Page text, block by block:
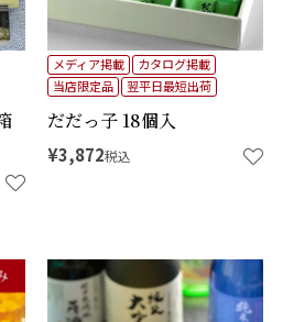
だだっ子 18個入
メディア掲載
カタログ掲載
当店限定品
翌平日最短出荷
¥3,872税込